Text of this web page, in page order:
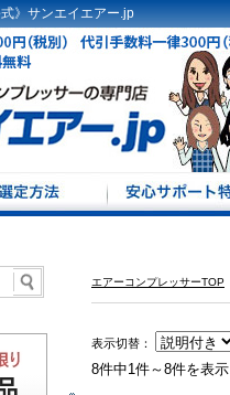
》サンエイエアー.jp
エアーコンプレッサーTOP
表示切替：
8件中1件～8件を表示